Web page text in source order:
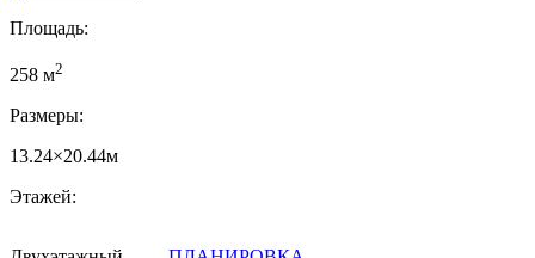
Площадь:
258 м2
Размеры:
13.24×20.44м
Этажей: